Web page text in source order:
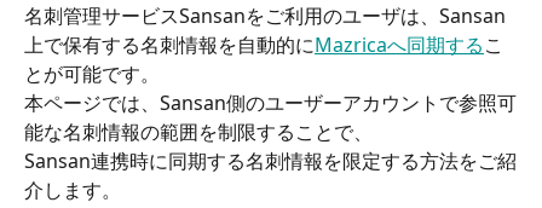
名刺管理サービスSansanをご利用のユーザは、Sansan
上で保有する名刺情報を自動的にMazricaへ同期するこ
とが可能です。
本ページでは、Sansan側のユーザーアカウントで参照可
能な名刺情報の範囲を制限することで、
Sansan連携時に同期する名刺情報を限定する方法をご紹
介します。